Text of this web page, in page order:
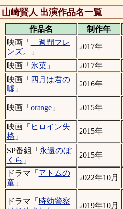
山崎賢人 出演作品名一覧
作品名 制作年
映画「 一週間フレ
ンズ。
」
2017年
映画「 氷菓」 2017年
映画「 四月は君の
嘘 」
2016年
映画「 orange」 2015年
映画「 ヒロイン失
格 」
2015年
SP番組「 永遠のぼ
くら 」
2015年
ドラマ「 アトムの
童」
2022年10月
ドラマ「 時効警察
2019年10月